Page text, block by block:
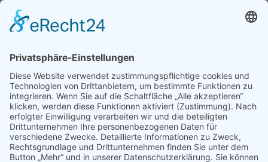
Bitte auf das Dokument klicken, dann kann es
heruntergeladen werden.